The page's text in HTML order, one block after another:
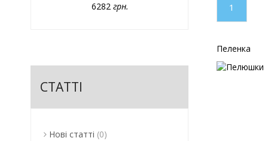
1
Пеленка
6282 грн.
СТАТТІ
Нові статті (0)